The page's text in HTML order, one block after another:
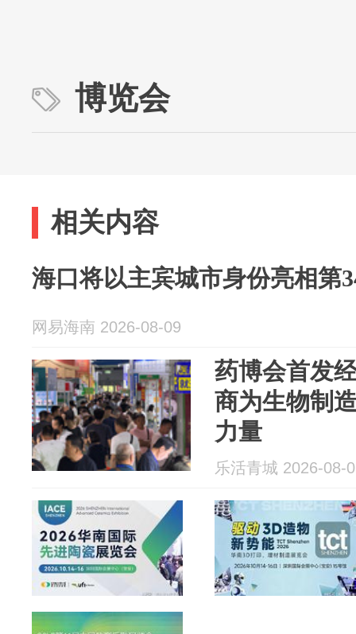
博览会
相关内容
海口将以主宾城市身份亮相第
网易海南 2026-08-09
药博会首发
商为生物制
力量
乐活青城 2026-08-